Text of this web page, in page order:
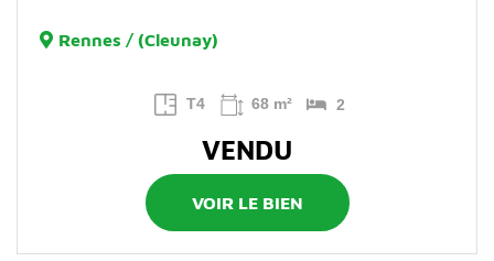
Rennes / (Cleunay)
T4 68 m² 2
VENDU
VOIR LE BIEN